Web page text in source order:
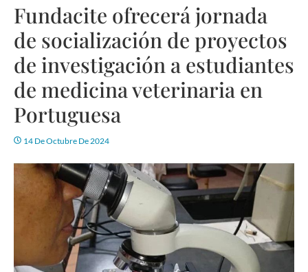
Fundacite ofrecerá jornada
de socialización de proyectos
de investigación a estudiantes
de medicina veterinaria en
Portuguesa
14 De Octubre De 2024